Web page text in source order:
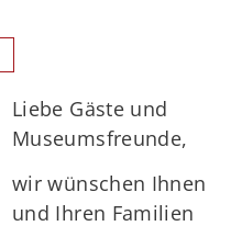
Liebe Gäste und
Museumsfreunde,
wir wünschen Ihnen
und Ihren Familien